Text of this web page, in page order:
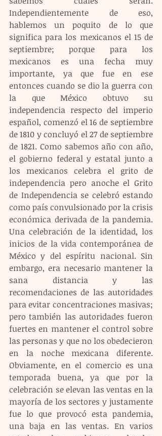
Independientemente de eso,
hablemos un poquito de lo que
significa para los mexicanos el 15 de
septiembre; porque para los
mexicanos es una fecha muy
importante, ya que fue en ese
entonces cuando se dio la guerra con
la que México obtuvo su
independencia respecto del imperio
español, comenzó el 16 de septiembre
de 1810 y concluyó el 27 de septiembre
de 1821. Como sabemos año con año,
el gobierno federal y estatal junto a
los mexicanos celebra el grito de
independencia pero anoche el Grito
de Independencia se celebró estando
como país convulsionado por la crisis
económica derivada de la pandemia.
Una celebración de la identidad, los
inicios de la vida contemporánea de
México y del espíritu nacional. Sin
embargo, era necesario mantener la
sana distancia y las
recomendaciones de las autoridades
para evitar concentraciones masivas;
pero también las autoridades fueron
fuertes en mantener el control sobre
las personas y que no los obedecieron
en la noche mexicana diferente.
Obviamente, en el comercio es una
temporada buena, ya que por la
celebración se elevan las ventas en la
mayoría de los sectores y justamente
fue lo que provocó esta pandemia,
una baja en las ventas. En varios